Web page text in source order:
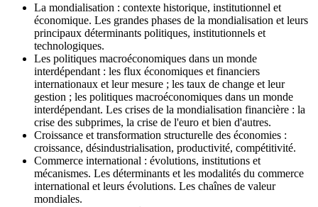
La mondialisation : contexte historique, institutionnel et
économique. Les grandes phases de la mondialisation et leurs
principaux déterminants politiques, institutionnels et
technologiques.
Les politiques macroéconomiques dans un monde
interdépendant : les flux économiques et financiers
internationaux et leur mesure ; les taux de change et leur
gestion ; les politiques macroéconomiques dans un monde
interdépendant. Les crises de la mondialisation financière : la
crise des subprimes, la crise de l'euro et bien d'autres.
Croissance et transformation structurelle des économies :
croissance, désindustrialisation, productivité, compétitivité.
Commerce international : évolutions, institutions et
mécanismes. Les déterminants et les modalités du commerce
international et leurs évolutions. Les chaînes de valeur
mondiales.